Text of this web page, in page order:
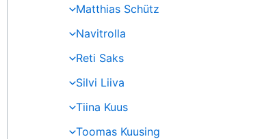
Matthias Schütz
Navitrolla
Reti Saks
Silvi Liiva
Tiina Kuus
Toomas Kuusing